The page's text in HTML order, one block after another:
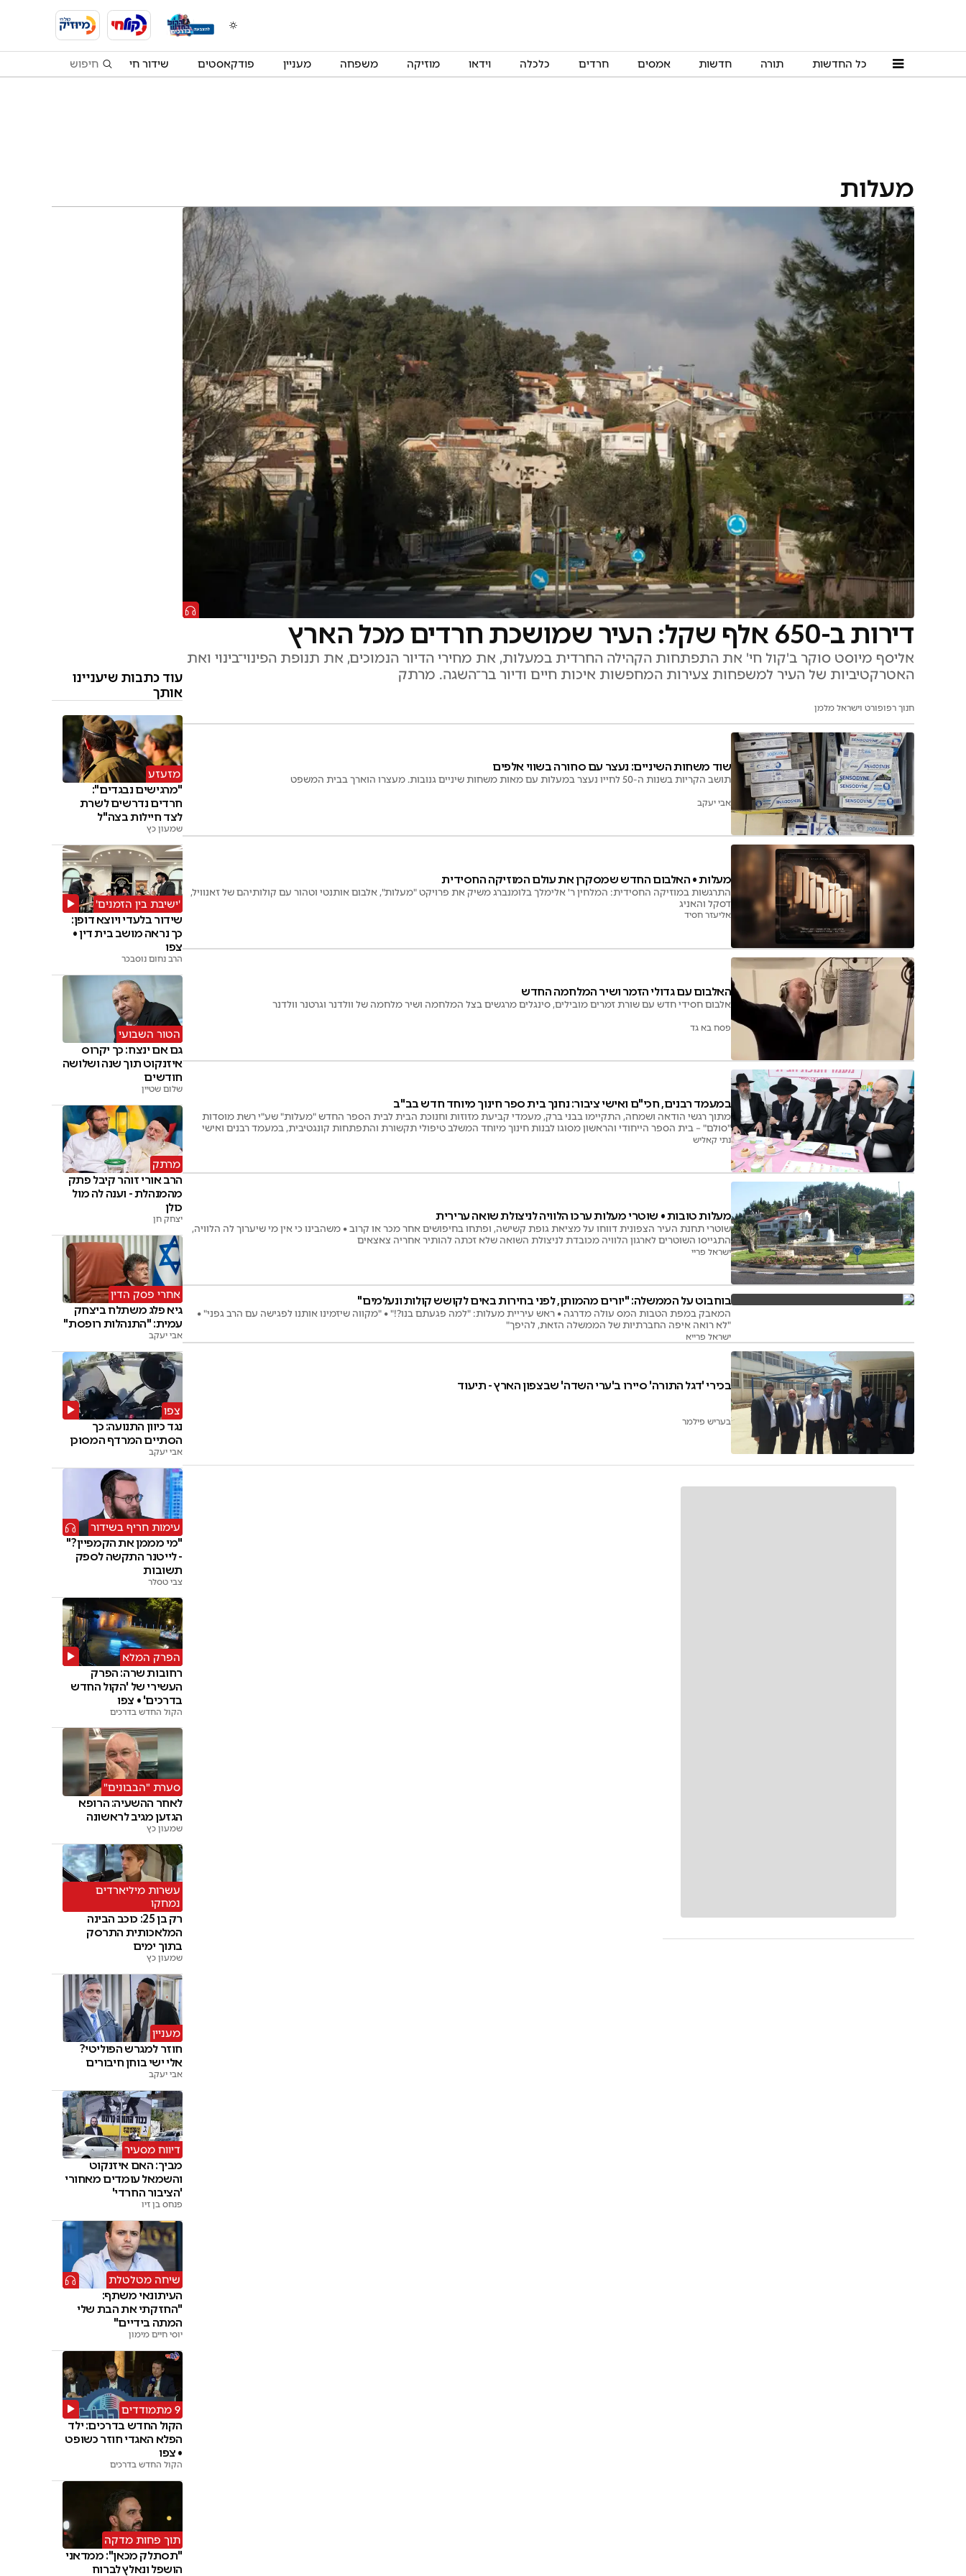
כל החדשות תורה חדשות אמסים חרדים כלכלה וידאו מוזיקה משפחה מעניין פודקאסטים שידור חי
מעלות
דירות ב-650 אלף שקל: העיר שמושכת חרדים מכל הארץ
אליסף מיוסט סוקר ב'קול חי' את התפתחות הקהילה החרדית במעלות, את מחירי הדיור הנמוכים, את תנופת הפינוי־בינוי ואת
האטרקטיביות של העיר למשפחות צעירות המחפשות איכות חיים ודיור בר־השגה. מרתק
חנוך רפופורט וישראל מלמן
שוד משחות השיניים: נעצר עם סחורה בשווי אלפים
תושב הקריות בשנות ה-50 לחייו נעצר במעלות עם מאות משחות שיניים גנובות. מעצרו הוארך בבית המשפט
אבי יעקב
מעלות • האלבום החדש שמסקרן את עולם המוזיקה החסידית
התרגשות במוזיקה החסידית: המלחין ר' אלימלך בלומנברג משיק את פרויקט "מעלות", אלבום אותנטי וטהור עם קולותיהם של זאנוויל,
דסקל והאניג
אליעזר חסיד
האלבום עם גדולי הזמר ושיר המלחמה החדש
אלבום חסידי חדש עם שורת זמרים מובילים, סינגלים מרגשים בצל המלחמה ושיר מלחמה של וולדנר וגרטנר וולדנר
פסח בא גד
במעמד רבנים, חכי"ם ואישי ציבור: נחנך בית ספר חינוך מיוחד חדש בב"ב
מתוך רגשי הודאה ושמחה, התקיימו בבני ברק, מעמדי קביעת מזוזות וחנוכת הבית לבית הספר החדש "מעלות" שע"י רשת מוסדות
"סולם" – בית הספר הייחודי והראשון מסוגו לבנות חינוך מיוחד המשלב טיפולי תקשורת והתפתחות קונגטיבית, במעמד רבנים ואישי
ציבור
נתי קאליש
מעלות טובות • שוטרי מעלות ערכו הלוויה לניצולת שואה ערירית
שוטרי תחנת העיר הצפונית דווחו על מציאת גופת קשישה, ופתחו בחיפושים אחר מכר או קרוב • משהבינו כי אין מי שיערוך לה הלוויה,
התגייסו השוטרים לארגון הלוויה מכובדת לניצולת השואה שלא זכתה להותיר אחריה צאצאים
ישראל פריי
בוחבוט על הממשלה: "יורים מהמותן, לפני בחירות באים לקושש קולות ונעלמים"
המאבק במפת הטבות המס עולה מדרגה • ראש עיריית מעלות: "למה פגעתם בנו?!" • "מקווה שיזמינו אותנו לפגישה עם הרב גפני" •
"לא רואה איפה החברתיות של הממשלה הזאת, להיפך"
ישראל פרייא
בכירי 'דגל התורה' סיירו ב'ערי השדה' שבצפון הארץ - תיעוד
בעריש פילמר
עוד כתבות שיעניינו
אותך
מזעזע
"מרגישים נבגדים":
חרדים נדרשים לשרת
לצד חיילות בצה"ל
שמעון כץ
'ישיבת בין הזמנים'
שידור בלעדי ויוצא דופן:
כך נראה מושב בית דין •
צפו
הרב נחום נוסבכר
הטור השבועי
גם אם ינצח: כך יקרוס
איזנקוט תוך שנה ושלושה
חודשים
שלום שטיין
מרתק
הרב אורי זוהר קיבל פתק
מהמנהלת - וענה לה מול
כולן
יצחק חן
אחרי פסק הדין
גיא פלג משתלח ביצחק
עמית: "התנהלות רופסת"
אבי יעקב
צפו
נגד כיוון התנועה: כך
הסתיים המרדף המסוכן
אבי יעקב
עימות חריף בשידור
"מי מממן את הקמפיין?"
- לייטנר התקשה לספק
תשובות
צבי טסלר
הפרק המלא
רחובות שרה: הפרק
העשירי של 'הקול החדש
בדרכים' • צפו
הקול החדש בדרכים
סערת "הבבונים"
לאחר ההשעיה: הרופא
הגזען מגיב לראשונה
שמעון כץ
עשרות מיליארדים
נמחקו
רק בן 25: כוכב הבינה
המלאכותית התרסק
בתוך ימים
שמעון כץ
מעניין
חוזר למגרש הפוליטי?
אלי ישי בוחן חיבורים
אבי יעקב
דיווח מסעיר
מביך: האם איזנקוט
והשמאל עומדים מאחורי
'הציבור החרדי'
פנחס בן זיו
שיחה מטלטלת
העיתונאי משתף:
"החזקתי את הבת שלי
המתה בידיים"
יוסי חיים מימון
9 מתמודדים
הקול החדש בדרכים: ילד
הפלא האגדי חוזר כשופט
• צפו
הקול החדש בדרכים
תוך פחות מדקה
"תסתלק מכאן": ממדאני
הושפל ונאלץ לברוח